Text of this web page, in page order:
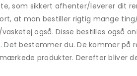
som sikkert afhenter/leverer dit
at man bestiller rigtig mange
også. Disse bestilles også
bestemmer du. De kommer på
produkter. Derefter bliver